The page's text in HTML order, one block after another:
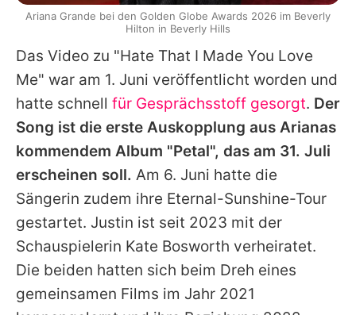
Das Video zu "Hate That I Made You Love
Me" war am 1. Juni veröffentlicht worden und
hatte schnell für Gesprächsstoff gesorgt. Der
Song ist die erste Auskopplung aus Arianas
kommendem Album "Petal", das am 31. Juli
erscheinen soll. Am 6. Juni hatte die
Sängerin zudem ihre Eternal-Sunshine-Tour
gestartet. Justin ist seit 2023 mit der
Schauspielerin Kate Bosworth verheiratet.
Die beiden hatten sich beim Dreh eines
gemeinsamen Films im Jahr 2021
Ariana Grande bei den Golden Globe Awards 2026 im Beverly
Hilton in Beverly Hills